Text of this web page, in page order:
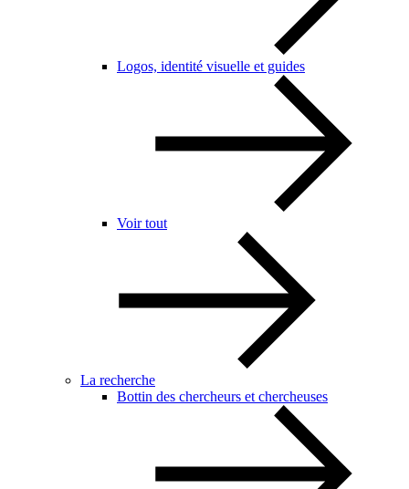
Logos, identité visuelle et guides
Voir tout
La recherche
Bottin des chercheurs et chercheuses